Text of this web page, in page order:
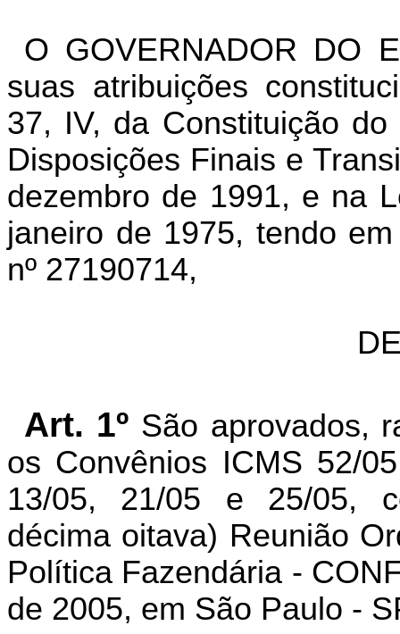
O GOVERNADOR DO
suas atribuições
37, IV, da Constituição
Disposições Finais e
dezembro de 1991, e na
janeiro de 1975, tendo
nº 27190714,
Art. 1º São aprovados,
os Convênios ICMS 52/
13/05, 21/05 e 25/05,
décima oitava) Reunião
Política Fazendária -
de 2005, em São Paulo -